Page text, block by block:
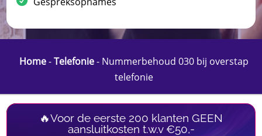
Home-Telefonie- Nummerbehoud 030 bij overstap
telefonie
🔥Voor de eerste 200 klanten GEEN
aansluitkosten t.w.v €50,-